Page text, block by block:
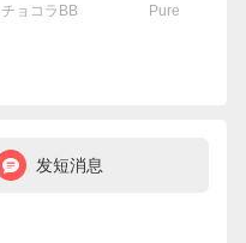
チョコラBB Pure
发短消息